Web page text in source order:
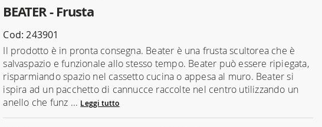
BEATER - Frusta
Cod: 243901
Il prodotto è in pronta consegna. Beater è una frusta scultorea che è
salvaspazio e funzionale allo stesso tempo. Beater può essere ripiegata,
risparmiando spazio nel cassetto cucina o appesa al muro. Beater si
ispira ad un pacchetto di cannucce raccolte nel centro utilizzando un
anello che funz ... Leggi tutto